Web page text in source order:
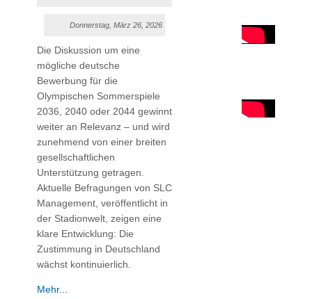
Donnerstag, März 26, 2026
Die Diskussion um eine
mögliche deutsche
Bewerbung für die
Olympischen Sommerspiele
2036, 2040 oder 2044 gewinnt
weiter an Relevanz – und wird
zunehmend von einer breiten
gesellschaftlichen
Unterstützung getragen.
Aktuelle Befragungen von SLC
Management, veröffentlicht in
der Stadionwelt, zeigen eine
klare Entwicklung: Die
Zustimmung in Deutschland
wächst kontinuierlich.
Mehr...